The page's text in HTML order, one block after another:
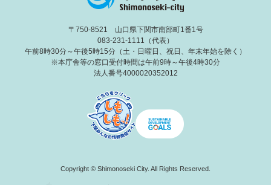
〒750-8521 山口県下関市南部町1番1号
083-231-1111（代表）
午前8時30分～午後5時15分（土・日曜日、祝日、年末年始を除く）
※本庁舎等の窓口受付時間は午前9時～午後4時30分
法人番号4000020352012
Copyright © Shimonoseki City. All Rights Reserved.